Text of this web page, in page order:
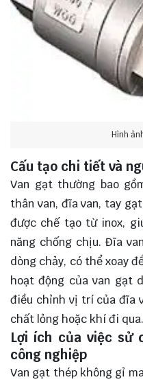
Hình
Cấu tạo chi tiết và
Van gạt thường bao
thân van, đĩa van, tay
được chế tạo từ inox,
năng chống chịu. Đĩa
dòng chảy, có thể xoay
hoạt động của van gạt
điều chỉnh vị trí của đĩa
chất lỏng hoặc khí đi qua.
Lợi ích của việc sử
công nghiệp
Van gạt thép không gỉ